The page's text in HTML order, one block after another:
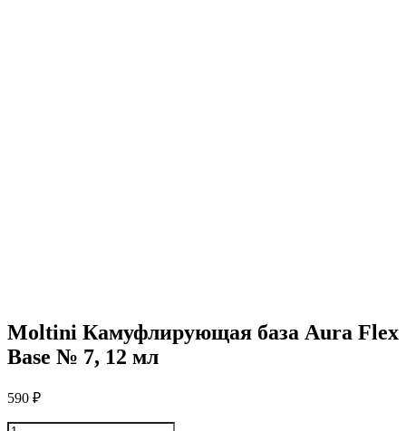
Moltini Камуфлирующая база Aura Flex
Base № 7, 12 мл
590 ₽